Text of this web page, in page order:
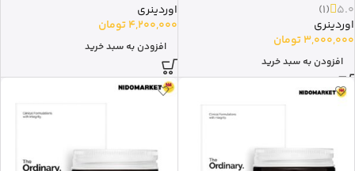
5.0
(1)
اوردینری
3,000,000تومان
افزودن به سبد خرید
اوردینری
4,200,000 تومان
افزودن به سبد خرید